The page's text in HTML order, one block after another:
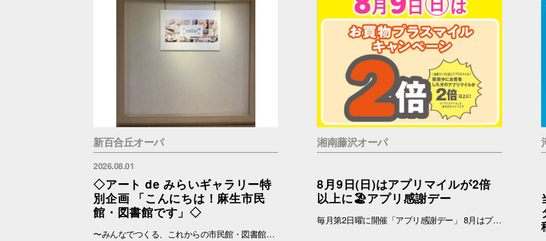
新百合丘オーパ
2026.08.01
◇アート de みらいギャラリー特
別企画 「こんにちは！麻生市民
館・図書館です」◇
〜みんなでつくる、これからの市民館・図書館〜 2026年4月より指定管理者制度がスタートし、新たな一歩を踏み出した麻生市民館・麻生図書館・柿生分館・岡上分館。 地域の皆さまにとってもっと身近で、もっと愛される場所を目指す各館の「これからの想いやリアルな声」をお届けする特別PR展示を開催いたします。
湘南藤沢オーパ
8月9日(日)はアプリマイルが2倍
以上に🏖️アプリ感謝デー
毎月第2日曜に開催「アプリ感謝デー」 8月はプラスマイルキャンペーンを実施いたします。 8月9日(日)に、オーパアプリを使ってお買物をすると、ランクに応じてアプリマイルが2倍以上になります。 しかも当日は「買い回りWEEK」を開催中☆ THE BARGAIN開催中の湘南藤沢オーパで、おトクが重なるこの機会に、ぜひ館内でのお買い回りもお楽しみください☆ 【開催日】 8月9日(日) 【お買物プラスマイルキャンペーン】 8月9日(日)にオーパアプリを使ってお買物をすると、会員ランクに応じて下記のポイントが付与されます。 お会計の際にオーパアプリをレジスタッフにご提示ください。 【アプリマイル付与】 ダイヤモンド会員…1マイル＋1.5マイル プラチナ会員…1マイル＋1.3マイル ゴールド会員…1マイル＋1.2マイル シルバー会員…1マイル＋1.1マイル ブロンズ会員…1マイル＋1マイル ≪例≫・・・ダイヤモンド会員さまが期間中1万円以上のお買物 ➡通常10,000マイル＋15,000マイル＝合計25,000マイル ※プラス分のマイル加算予定日：2025年8月12日(水) ※期間中のプラスマイル分をまとめて加算します。 ※付与されるマイルはランクによって異なります。 ※キャンペーン最終日の営業終了時点のランクをもとに加算マイル数を算出いたします。 ※小数点以下の端数は切り捨てとなります。 -------------------------------------- ▽オーパ公式アプリダウンロードはこちら▽ App Storeはこちら Google Playはこちら ■オーパ公式アプリについて詳しくはこちら -------------------------------------- 【セルフレジではアプリマイルは付きません】 ※以下のお店ではショップスタッフのいるレジにて、オーパアプリをご提示ください。 ●2階 バーガーキング ●4階 セリア ●7階 無印良品 ※期間中にアプリを新規ダウンロードしていただいた方も対象となります。 ※一部対象外ショップがございます。 ➡詳しくはこちら -------------------------------------------